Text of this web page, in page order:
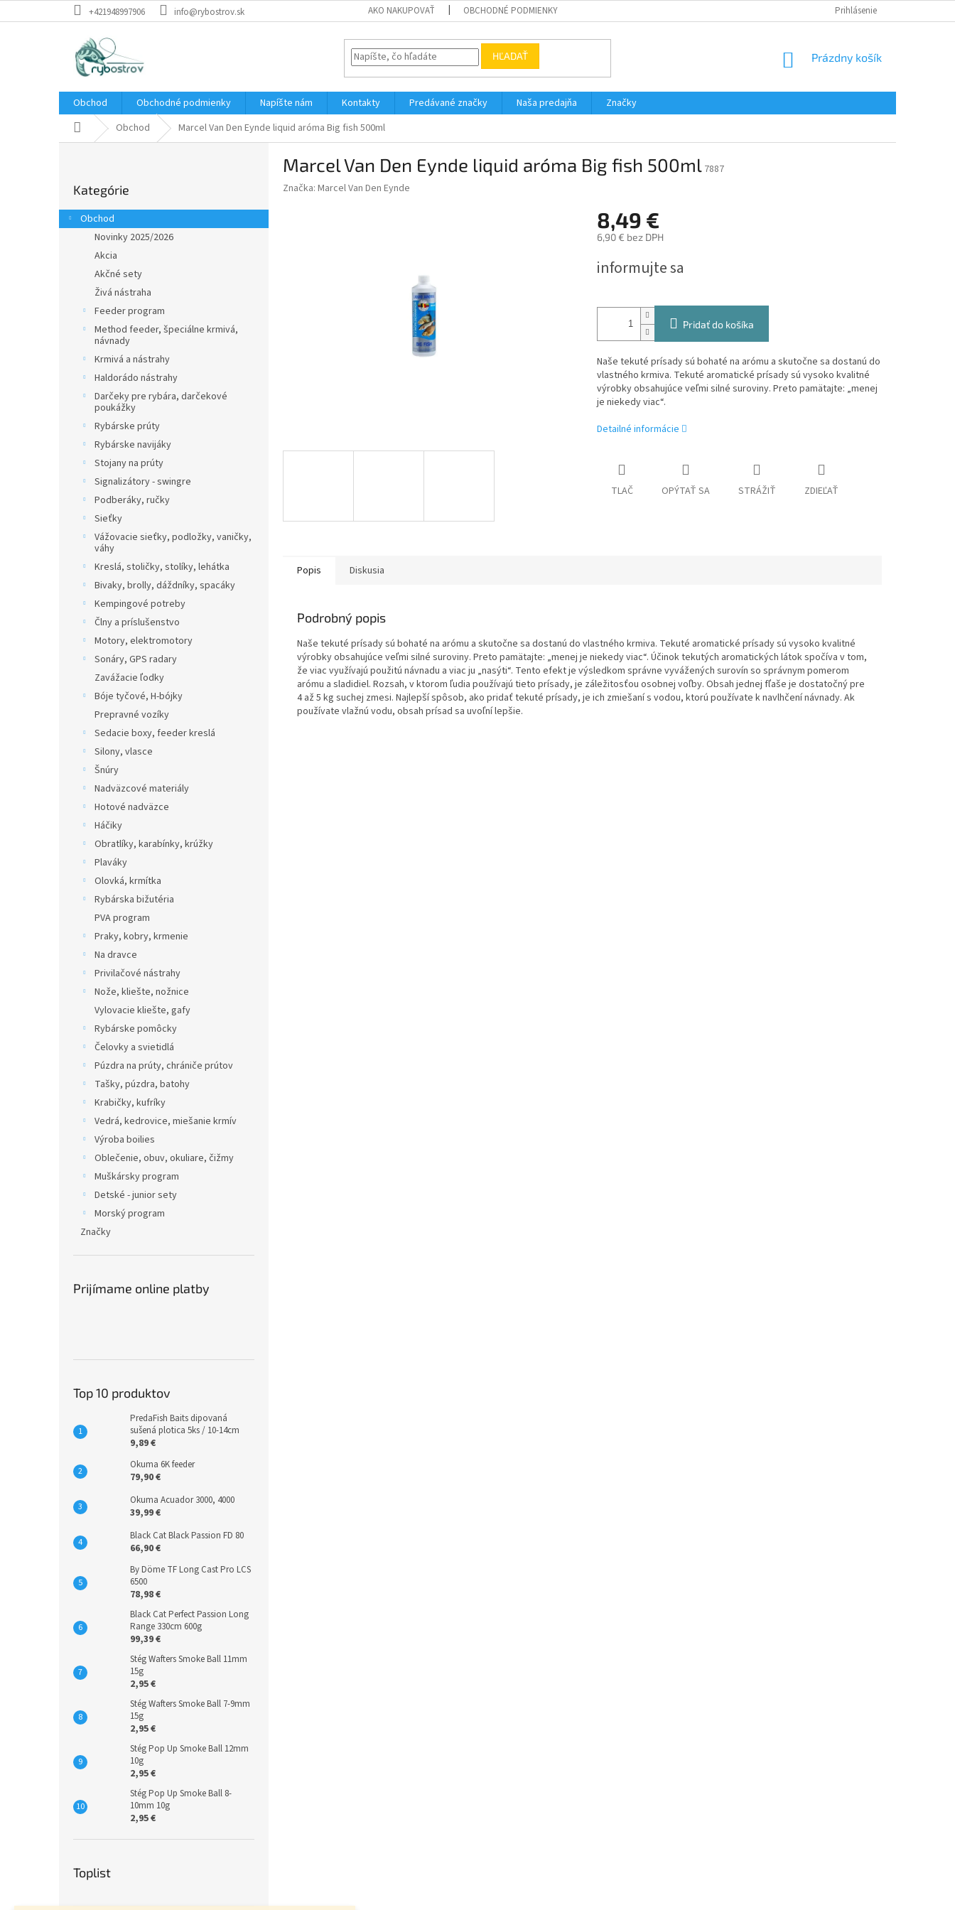
na
+421948997906 info@rybostrov.sk AKO NAKUPOVAŤ OBCHODNÉ PODMIENKY Prihlásenie
HĽADAŤ
NÁKUPNÝ
Prázdny košík
Obchod Obchodné podmienky Napíšte nám Kontakty Predávané značky Naša predajňa
Značky
Domov Obchod Marcel Van Den Eynde liquid aróma Big fish 500ml
ý
p
kategórie
Kategórie
Obchod
Novinky 2025/2026
Akcia
Akčné sety
Živá nástraha
Feeder program
Method feeder, špeciálne krmivá,
návnady
Krmivá a nástrahy
Haldorádo nástrahy
Darčeky pre rybára, darčekové
poukážky
Rybárske prúty
Rybárske navijáky
Stojany na prúty
Signalizátory - swingre
Podberáky, ručky
Sieťky
Vážovacie sieťky, podložky, vaničky,
váhy
Kreslá, stoličky, stolíky, lehátka
Bivaky, brolly, dáždníky, spacáky
Kempingové potreby
Člny a príslušenstvo
Motory, elektromotory
Sonáry, GPS radary
Zavážacie ľodky
Bóje tyčové, H-bójky
Prepravné vozíky
Sedacie boxy, feeder kreslá
Silony, vlasce
Šnúry
Nadväzcové materiály
Hotové nadväzce
Háčiky
Obratlíky, karabínky, krúžky
Plaváky
Olovká, krmítka
Rybárska bižutéria
PVA program
Praky, kobry, krmenie
Na dravce
Privilačové nástrahy
Nože, kliešte, nožnice
Vylovacie kliešte, gafy
Rybárske pomôcky
Čelovky a svietidlá
Púzdra na prúty, chrániče prútov
Tašky, púzdra, batohy
Krabičky, kufríky
Vedrá, kedrovice, miešanie krmív
Výroba boilies
Oblečenie, obuv, okuliare, čižmy
Muškársky program
Detské - junior sety
Morský program
Značky
Prijímame online platby
Top 10 produktov
PredaFish Baits dipovaná
sušená plotica 5ks / 10-14cm
9,89 €
Okuma 6K feeder
79,90 €
Okuma Acuador 3000, 4000
39,99 €
Black Cat Black Passion FD 80
66,90 €
By Döme TF Long Cast Pro LCS
6500
78,98 €
Black Cat Perfect Passion Long
Range 330cm 600g
99,39 €
Stég Wafters Smoke Ball 11mm
15g
2,95 €
Stég Wafters Smoke Ball 7-9mm
15g
2,95 €
Stég Pop Up Smoke Ball 12mm
10g
2,95 €
Stég Pop Up Smoke Ball 8-
10mm 10g
2,95 €
Toplist
Marcel Van Den Eynde liquid aróma Big fish 500ml 7887
Značka: Marcel Van Den Eynde
8,49 €
6,90 € bez DPH
cena:
informujte sa
Pridať do košíka
Naše tekuté prísady sú bohaté na arómu a skutočne sa dostanú do
vlastného krmiva. Tekuté aromatické prísady sú vysoko kvalitné
výrobky obsahujúce veľmi silné suroviny. Preto pamätajte: „menej
je niekedy viac“.
Detailné informácie
TLAČ OPÝTAŤ SA STRÁŽIŤ ZDIEĽAŤ
Popis Diskusia
Podrobný popis
Naše tekuté prísady sú bohaté na arómu a skutočne sa dostanú do vlastného krmiva. Tekuté aromatické prísady sú vysoko kvalitné
výrobky obsahujúce veľmi silné suroviny. Preto pamätajte: „menej je niekedy viac“. Účinok tekutých aromatických látok spočíva v tom,
že viac využívajú použitú návnadu a viac ju „nasýti“. Tento efekt je výsledkom správne vyvážených surovín so správnym pomerom
arómu a sladidiel. Rozsah, v ktorom ľudia používajú tieto prísady, je záležitosťou osobnej voľby. Obsah jednej fľaše je dostatočný pre
4 až 5 kg suchej zmesi. Najlepší spôsob, ako pridať tekuté prísady, je ich zmiešaní s vodou, ktorú používate k navlhčení návnady. Ak
používate vlažnú vodu, obsah prísad sa uvoľní lepšie.